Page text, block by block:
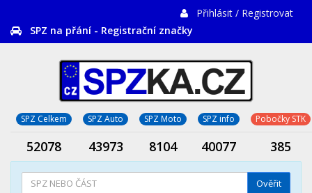
Přihlásit / Registrovat
SPZ na přání - Registrační značky
SPZ Celkem SPZ Auto SPZ Moto SPZ info Pobočky STK
52078 43973 8104 40077 385
Ověřit